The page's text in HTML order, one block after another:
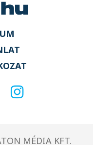
MÉDIA KFT.